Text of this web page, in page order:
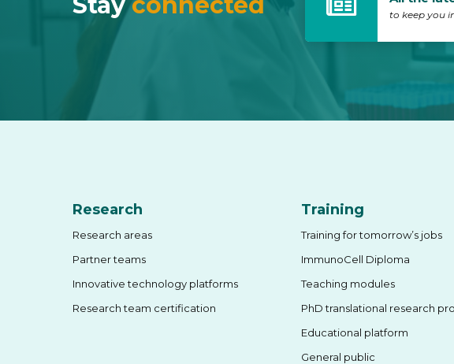
to keep you
Research
Research areas
Partner teams
Innovative technology platforms
Research team certification
Training
Training for tomorrow’s jobs
ImmunoCell Diploma
Teaching modules
PhD translational research
Educational platform
General public